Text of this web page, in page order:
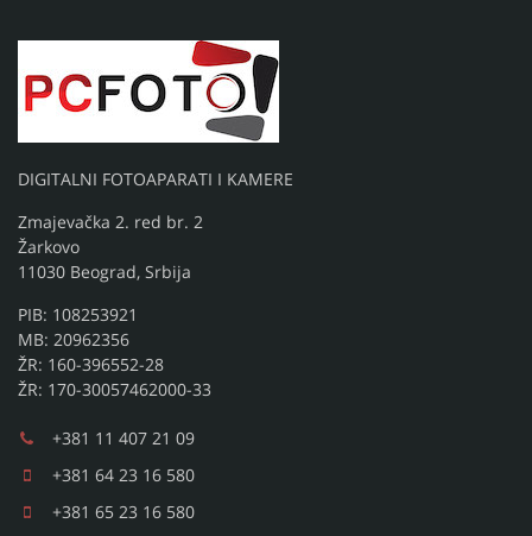
DIGITALNI FOTOAPARATI I KAMERE
Zmajevačka 2. red br. 2
Žarkovo
11030 Beograd, Srbija
PIB: 108253921
MB: 20962356
ŽR: 160-396552-28
ŽR: 170-30057462000-33
+381 11 407 21 09
+381 64 23 16 580
+381 65 23 16 580